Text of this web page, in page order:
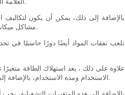
بالإضافة إلى ذلك، يمكن أن يكون لتكاليف
مشاكل ميكانيكية أو كهربائية، يمكن أن تتراكم مع مرور الوقت. من الضروري وضع ميزانية لهذه النفقات المستمرة لضمان طول العمر والأداء الأمثل لآلة النقش بالليزر.
تلعب نفقات المواد أيضًا دورًا حاسمًا في
الاستخدام ومدة الاستخدام، بالإضافة إلى كفاءة الطاقة المحددة للماكينة. يجب على الشركات والأفراد أن يأخذوا في الاعتبار نفقات الطاقة عند حساب التكلفة الإجمالية لتشغيل آلة النقش بالليزر.